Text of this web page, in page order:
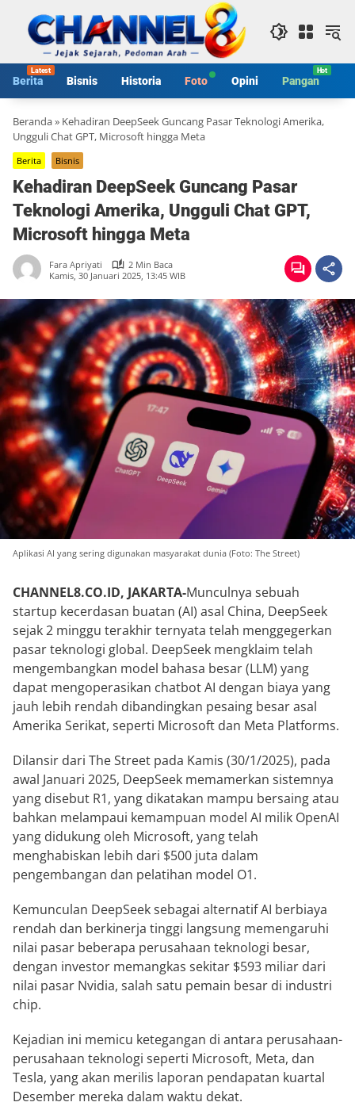
konten
Berita Bisnis Historia Foto Opini Pangan
Beranda» Kehadiran DeepSeek Guncang Pasar Teknologi Amerika,
Ungguli Chat GPT, Microsoft hingga Meta
Berita Bisnis
Kehadiran DeepSeek Guncang Pasar
Teknologi Amerika, Ungguli Chat GPT,
Microsoft hingga Meta
Fara Apriyati
2 Min Baca
Kamis, 30 Januari 2025, 13:45 WIB
Aplikasi AI yang sering digunakan masyarakat dunia (Foto: The Street)
CHANNEL8.CO.ID, JAKARTA-Munculnya sebuah
startup kecerdasan buatan (AI) asal China, DeepSeek
sejak 2 minggu terakhir ternyata telah menggegerkan
pasar teknologi global. DeepSeek mengklaim telah
mengembangkan model bahasa besar (LLM) yang
dapat mengoperasikan chatbot AI dengan biaya yang
jauh lebih rendah dibandingkan pesaing besar asal
Amerika Serikat, seperti Microsoft dan Meta Platforms.
Dilansir dari The Street pada Kamis (30/1/2025), pada
awal Januari 2025, DeepSeek memamerkan sistemnya
yang disebut R1, yang dikatakan mampu bersaing atau
bahkan melampaui kemampuan model AI milik OpenAI
yang didukung oleh Microsoft, yang telah
menghabiskan lebih dari $500 juta dalam
pengembangan dan pelatihan model O1.
Kemunculan DeepSeek sebagai alternatif AI berbiaya
rendah dan berkinerja tinggi langsung memengaruhi
nilai pasar beberapa perusahaan teknologi besar,
dengan investor memangkas sekitar $593 miliar dari
nilai pasar Nvidia, salah satu pemain besar di industri
chip.
Kejadian ini memicu ketegangan di antara perusahaan-
perusahaan teknologi seperti Microsoft, Meta, dan
Tesla, yang akan merilis laporan pendapatan kuartal
Desember mereka dalam waktu dekat.